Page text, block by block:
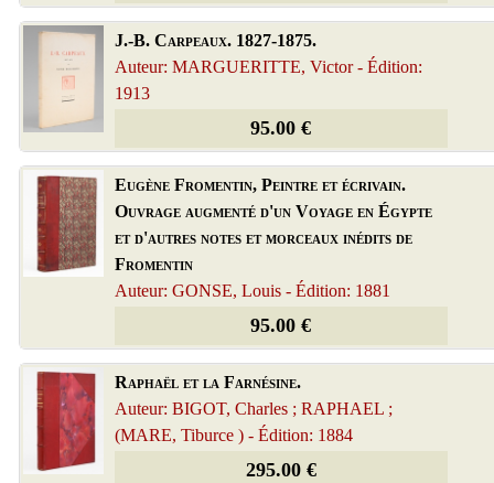
J.-B. Carpeaux. 1827-1875.
Auteur: MARGUERITTE, Victor - Édition:
1913
95.00 €
Eugène Fromentin, Peintre et écrivain.
Ouvrage augmenté d'un Voyage en Égypte
et d'autres notes et morceaux inédits de
Fromentin
Auteur: GONSE, Louis - Édition: 1881
95.00 €
Raphaël et la Farnésine.
Auteur: BIGOT, Charles ; RAPHAEL ;
(MARE, Tiburce ) - Édition: 1884
295.00 €